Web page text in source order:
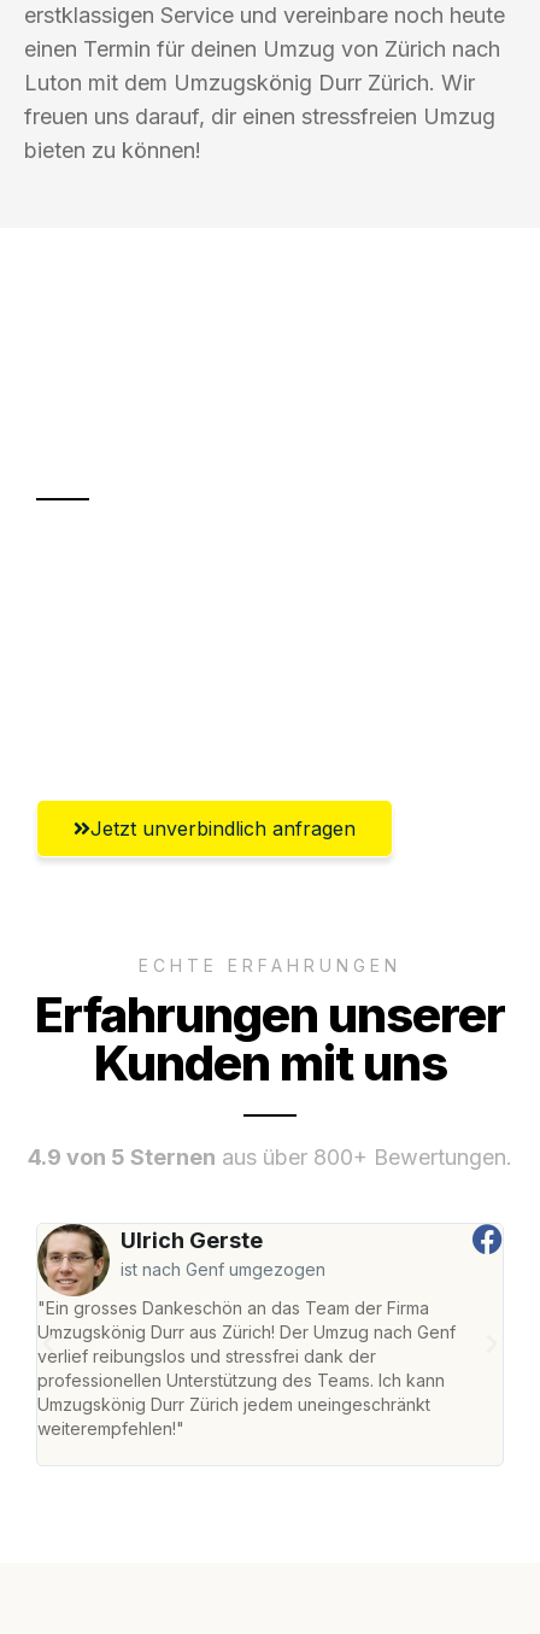
erstklassigen Service und vereinbare noch heute
einen Termin für deinen Umzug von Zürich nach
Luton mit dem Umzugskönig Durr Zürich. Wir
freuen uns darauf, dir einen stressfreien Umzug
bieten zu können!
Jetzt unverbindlich anfragen
ECHTE ERFAHRUNGEN
Erfahrungen unserer
Kunden mit uns
4.9 von 5 Sternen aus über 800+ Bewertungen.
Ulrich Gerste
ist nach Genf umgezogen
"Ein grosses Dankeschön an das Team der Firma
Umzugskönig Durr aus Zürich! Der Umzug nach Genf
verlief reibungslos und stressfrei dank der
professionellen Unterstützung des Teams. Ich kann
Umzugskönig Durr Zürich jedem uneingeschränkt
weiterempfehlen!"